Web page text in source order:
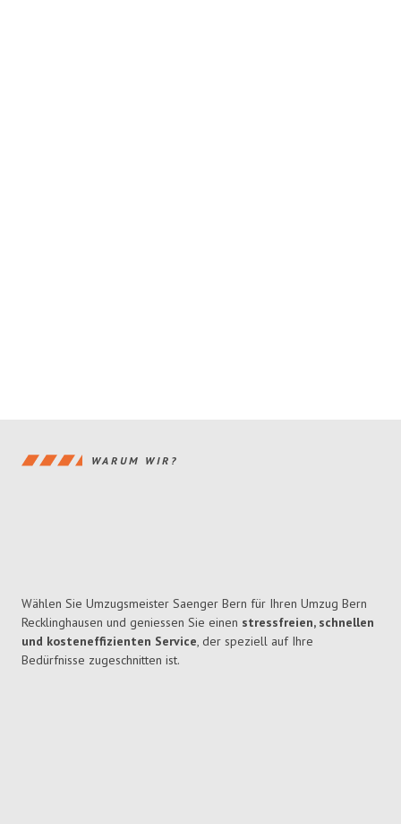
WARUM WIR?
Wählen Sie Umzugsmeister Saenger Bern für Ihren Umzug Bern
Recklinghausen und geniessen Sie einen stressfreien, schnellen
und kosteneffizienten Service, der speziell auf Ihre
Bedürfnisse zugeschnitten ist.